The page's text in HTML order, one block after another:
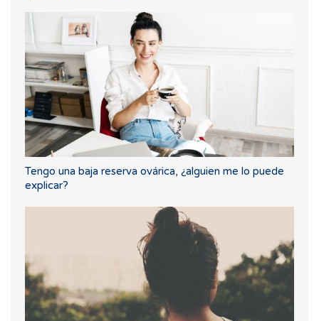
Tengo una baja reserva ovárica, ¿alguien me lo puede
explicar?